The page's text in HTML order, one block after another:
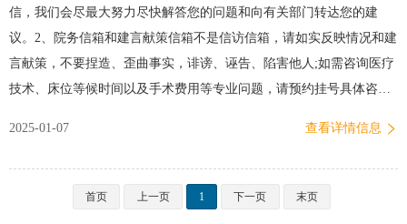
信，我们会尽最大努力尽快解答您的问题和向有关部门转达您的建
议。2、院务信箱和建言献策信箱不是信访信箱，请如实反映情况和建
言献策，不要捏造、歪曲事实，诽谤、诬告、陷害他人;如需咨询医疗
技术、床位等候时间以及手术费用等专业问题，请预约挂号具体咨询
门及联系方式，请查阅链接：https://www.jst-
hosp.com.cn/Html/News/Columns/157/Index.html 尊敬的患者和家属：您
2025-01-07 查看详情信息
首页 上一页 1 下一页 末页